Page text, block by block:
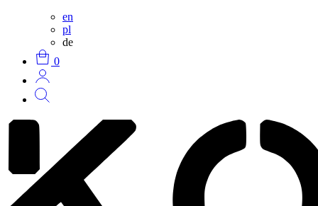
en
pl
de
0